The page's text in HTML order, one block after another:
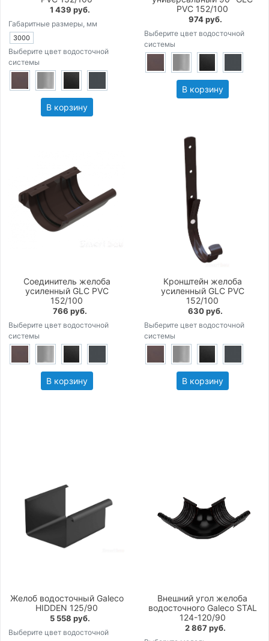
1 439 руб.
Габаритные размеры, мм
3000
Выберите цвет водосточной
системы
В корзину
PVC 152/100
974 руб.
Выберите цвет водосточной
системы
В корзину
Соединитель желоба
усиленный GLC PVC
152/100
766 руб.
Выберите цвет водосточной
системы
В корзину
Кронштейн желоба
усиленный GLC PVC
152/100
630 руб.
Выберите цвет водосточной
системы
В корзину
Желоб водосточный Galeco
HIDDEN 125/90
5 558 руб.
Выберите цвет водосточной
Внешний угол желоба
водосточного Galeco STAL
124-120/90
2 867 руб.